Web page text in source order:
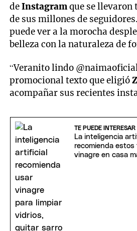
deInstagramque se llevaron
de sus millones de
puede ver a la morocha
belleza con la naturaleza de
“Veranito lindo
promocional texto que eligió
acompañar sus recientes
TE PUEDE INTERESAR
La inteligencia
recomienda estos
vinagre en casa